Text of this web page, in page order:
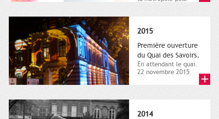
2015
Première ouverture
du Quai des Savoirs.
En attendant le quai.
22 novembre 2015.
2014